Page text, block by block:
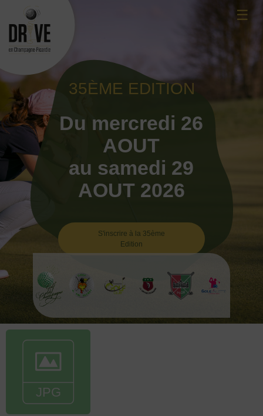
content
☰
35ÈME EDITION
Du mercredi 26
AOUT
au samedi 29
AOUT 2026
S'inscrire à la 35ème
Edition